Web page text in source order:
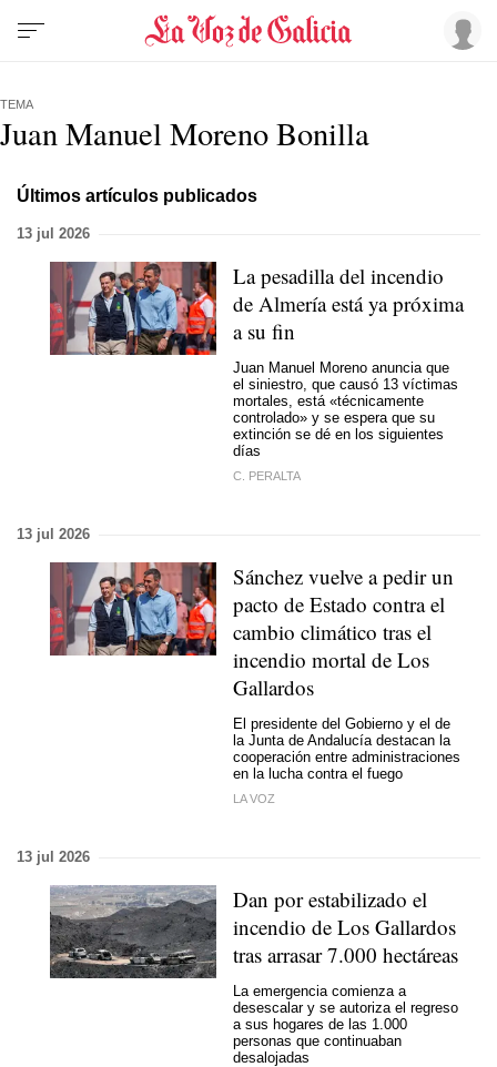
TEMA
Juan Manuel Moreno Bonilla
Últimos artículos publicados
13 jul 2026
La pesadilla del incendio
de Almería está ya próxima
a su fin
Juan Manuel Moreno anuncia que
el siniestro, que causó 13 víctimas
mortales, está «técnicamente
controlado» y se espera que su
extinción se dé en los siguientes
días
C. PERALTA
13 jul 2026
Sánchez vuelve a pedir un
pacto de Estado contra el
cambio climático tras el
incendio mortal de Los
Gallardos
El presidente del Gobierno y el de
la Junta de Andalucía destacan la
cooperación entre administraciones
en la lucha contra el fuego
LA VOZ
13 jul 2026
Dan por estabilizado el
incendio de Los Gallardos
tras arrasar 7.000 hectáreas
La emergencia comienza a
desescalar y se autoriza el regreso
a sus hogares de las 1.000
personas que continuaban
desalojadas